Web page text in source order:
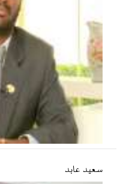
سعید عابد